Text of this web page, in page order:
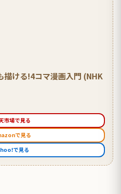
描ける!4コマ漫画入門 (NHK
市場で見る
で見る
で見る